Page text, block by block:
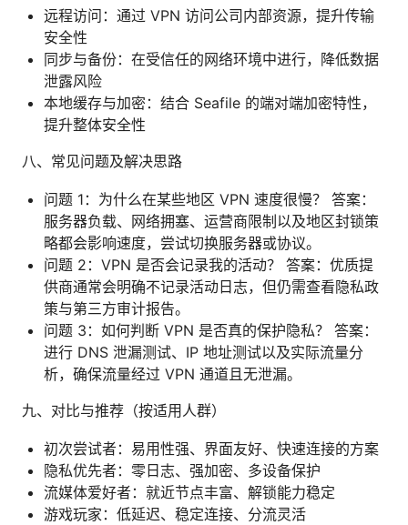
远程访问：通过 VPN 访问公司内部资源，提升传输
安全性
同步与备份：在受信任的网络环境中进行，降低数据
泄露风险
本地缓存与加密：结合 Seafile 的端对端加密特性，
提升整体安全性
八、常见问题及解决思路
问题 1：为什么在某些地区 VPN 速度很慢？ 答案：
服务器负载、网络拥塞、运营商限制以及地区封锁策
略都会影响速度，尝试切换服务器或协议。
问题 2：VPN 是否会记录我的活动？ 答案：优质提
供商通常会明确不记录活动日志，但仍需查看隐私政
策与第三方审计报告。
问题 3：如何判断 VPN 是否真的保护隐私？ 答案：
进行 DNS 泄漏测试、IP 地址测试以及实际流量分
析，确保流量经过 VPN 通道且无泄漏。
九、对比与推荐（按适用人群）
初次尝试者：易用性强、界面友好、快速连接的方案
隐私优先者：零日志、强加密、多设备保护
流媒体爱好者：就近节点丰富、解锁能力稳定
游戏玩家：低延迟、稳定连接、分流灵活